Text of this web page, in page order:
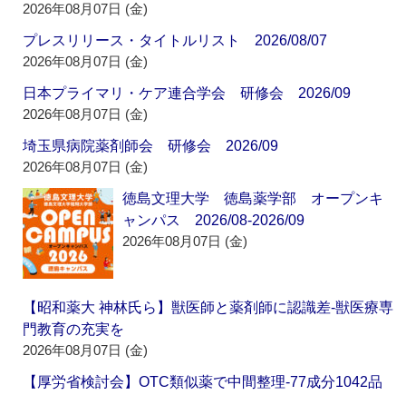
2026年08月07日 (金)
プレスリリース・タイトルリスト 2026/08/07
2026年08月07日 (金)
日本プライマリ・ケア連合学会 研修会 2026/09
2026年08月07日 (金)
埼玉県病院薬剤師会 研修会 2026/09
2026年08月07日 (金)
徳島文理大学 徳島薬学部 オープンキ
ャンパス 2026/08-2026/09
2026年08月07日 (金)
【昭和薬大 神林氏ら】獣医師と薬剤師に認識差‐獣医療専
門教育の充実を
2026年08月07日 (金)
【厚労省検討会】OTC類似薬で中間整理‐77成分1042品